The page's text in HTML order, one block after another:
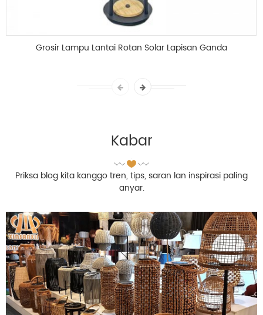
Grosir Lampu Lantai Rotan Solar Lapisan Ganda
Kabar
Priksa blog kita kanggo tren, tips, saran lan inspirasi paling
anyar.